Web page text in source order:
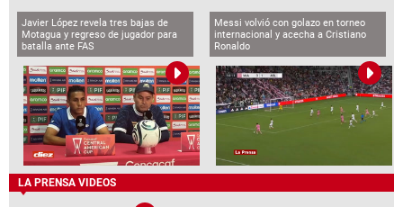
Javier López revela tres bajas de
Motagua y regreso de jugador para
batalla ante FAS
Messi volvió con golazo en torneo
internacional y acecha a Cristiano
Ronaldo
LA PRENSA VIDEOS